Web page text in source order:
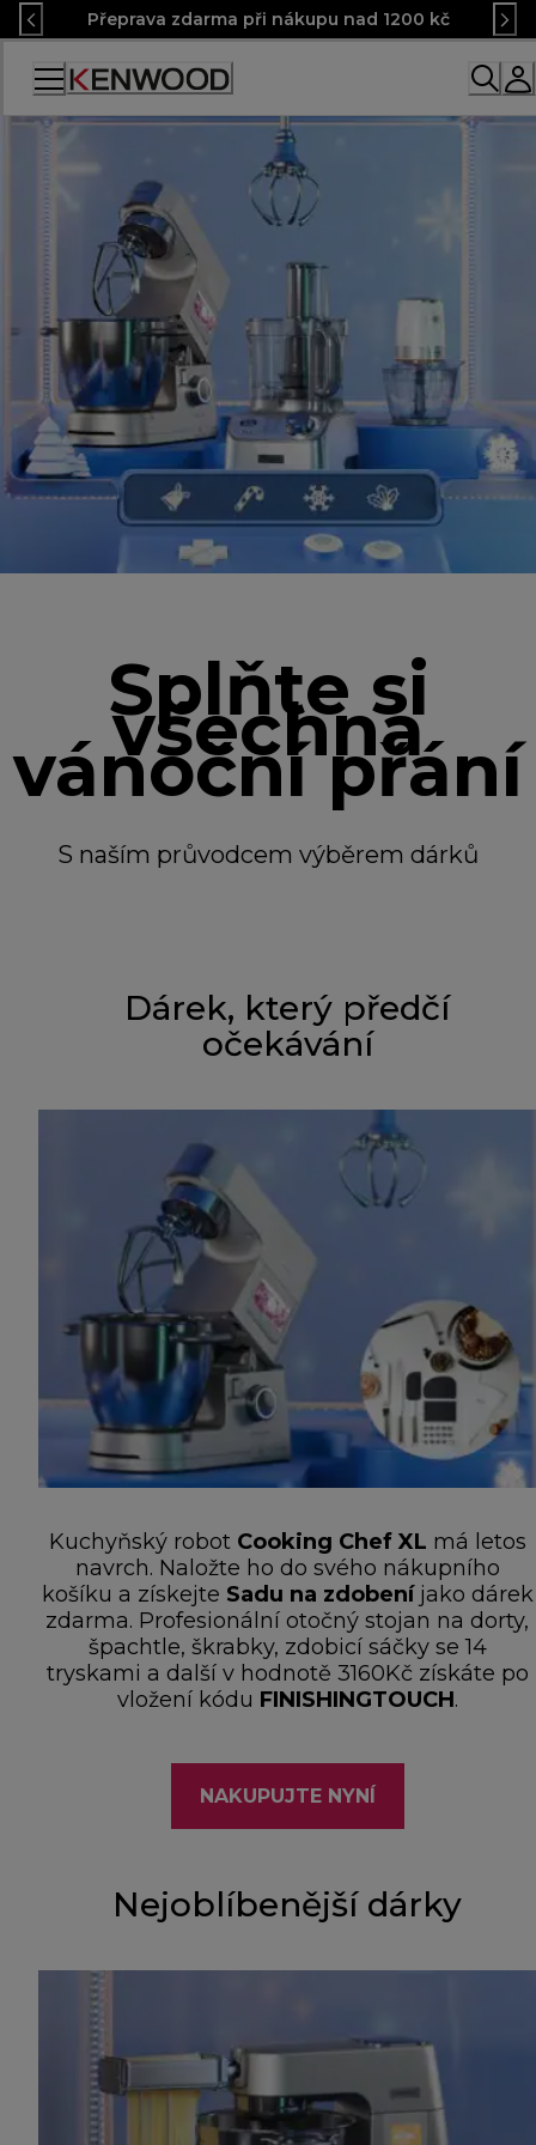
Skip
to
Content
Přeprava zdarma při nákupu nad 1200 kč
Accessibility
Statement
Splňte si
všechna
vánoční přání
S naším průvodcem výběrem dárků
Dárek, který předčí
očekávání
Kuchyňský robotCooking Chef XL má letos
navrch. Naložte ho do svého nákupního
košíku a získejte Sadu na zdobeníjako dárek
zdarma. Profesionální otočný stojan na dorty,
špachtle, škrabky, zdobicí sáčky se 14
tryskami a další v hodnotě 3160Kč získáte po
vložení kódu FINISHINGTOUCH.
NAKUPUJTE NYNÍ
Nejoblíbenější dárky